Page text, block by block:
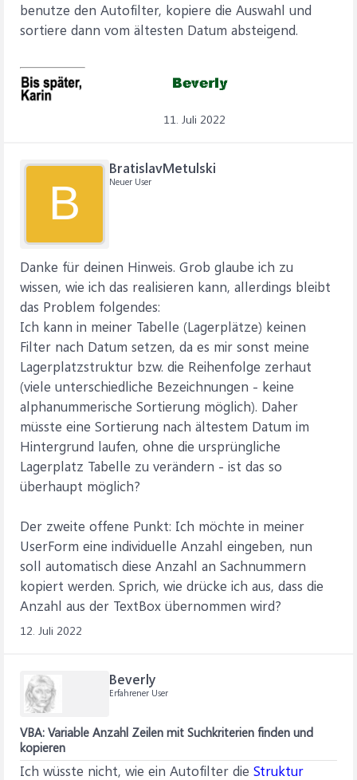
benutze den Autofilter, kopiere die Auswahl und
sortiere dann vom ältesten Datum absteigend.
11. Juli 2022
B
BratislavMetulski
Neuer User
Danke für deinen Hinweis. Grob glaube ich zu
wissen, wie ich das realisieren kann, allerdings bleibt
das Problem folgendes:
Ich kann in meiner Tabelle (Lagerplätze) keinen
Filter nach Datum setzen, da es mir sonst meine
Lagerplatzstruktur bzw. die Reihenfolge zerhaut
(viele unterschiedliche Bezeichnungen - keine
alphanummerische Sortierung möglich). Daher
müsste eine Sortierung nach ältestem Datum im
Hintergrund laufen, ohne die ursprüngliche
Lagerplatz Tabelle zu verändern - ist das so
überhaupt möglich?
Der zweite offene Punkt: Ich möchte in meiner
UserForm eine individuelle Anzahl eingeben, nun
soll automatisch diese Anzahl an Sachnummern
kopiert werden. Sprich, wie drücke ich aus, dass die
Anzahl aus der TextBox übernommen wird?
12. Juli 2022
Beverly
Erfahrener User
VBA: Variable Anzahl Zeilen mit Suchkriterien finden und
kopieren
Ich wüsste nicht, wie ein Autofilter die Struktur